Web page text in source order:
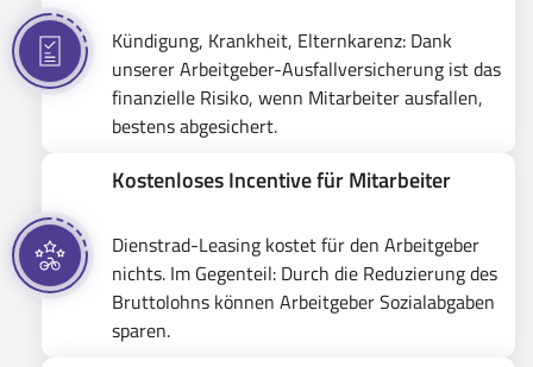
Kündigung, Krankheit, Elternkarenz: Dank
unserer Arbeitgeber-Ausfallversicherung ist das
finanzielle Risiko, wenn Mitarbeiter ausfallen,
bestens abgesichert.
Kostenloses Incentive für Mitarbeiter
Dienstrad-Leasing kostet für den Arbeitgeber
nichts. Im Gegenteil: Durch die Reduzierung des
Bruttolohns können Arbeitgeber Sozialabgaben
sparen.